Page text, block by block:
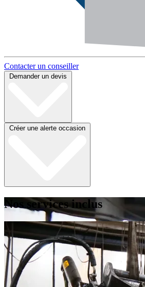
Contacter un conseiller
Demander un devis
Créer une alerte occasion
Nos services inclus